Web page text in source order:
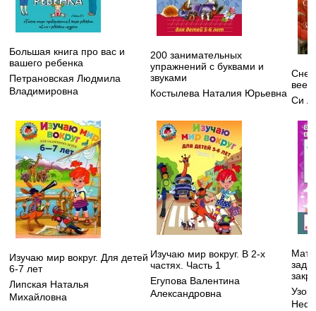
Большая книга про вас и
вашего ребенка
Петрановская Людмила
Владимировна
200 занимательных
упражнений с буквами и
звуками
Костылева Наталия Юрьевна
веер
Си
Изучаю мир вокруг. Для детей
6-7 лет
Липская Наталья
Михайловна
Изучаю мир вокруг. В 2-х
частях. Часть 1
Егупова Валентина
Александровна